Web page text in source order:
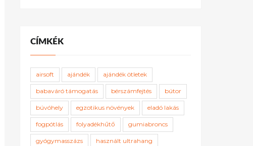
CÍMKÉK
airsoft ajándék ajándék ötletek
babaváró támogatás bérszámfejtés bútor
búvóhely egzotikus növények eladó lakás
fogpótlás folyadékhűtő gumiabroncs
gyógymasszázs használt ultrahang